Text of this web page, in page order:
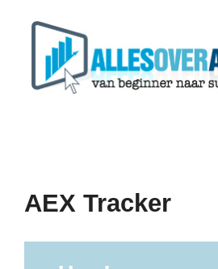
AEX Tracker